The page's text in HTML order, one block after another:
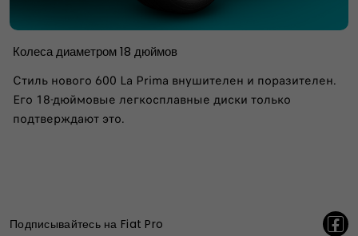
Колеса диаметром 18 дюймов
Стиль нового 600 La Prima внушителен и поразителен.
Его 18-дюймовые легкосплавные диски только
подтверждают это.
Подписывайтесь на Fiat Pro